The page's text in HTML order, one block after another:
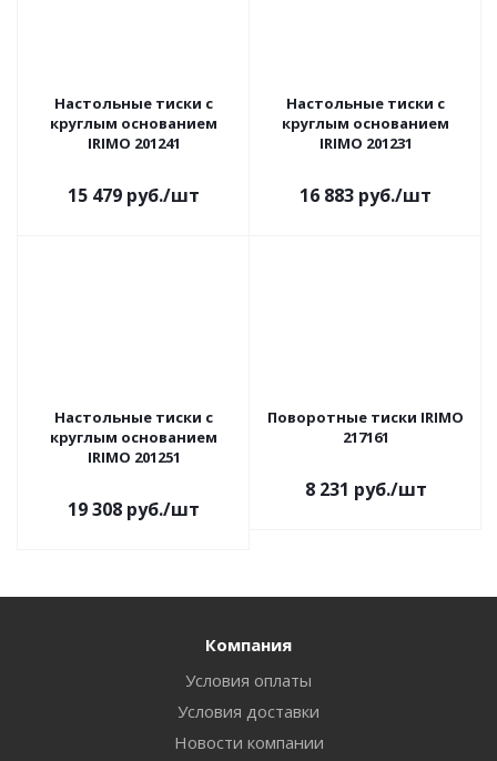
Настольные тиски с
круглым основанием
IRIMO 201241
15 479 руб./шт
Настольные тиски с
круглым основанием
IRIMO 201231
16 883 руб./шт
Настольные тиски с
круглым основанием
IRIMO 201251
19 308 руб./шт
Поворотные тиски IRIMO
217161
8 231 руб./шт
Компания
Условия оплаты
Условия доставки
Новости компании